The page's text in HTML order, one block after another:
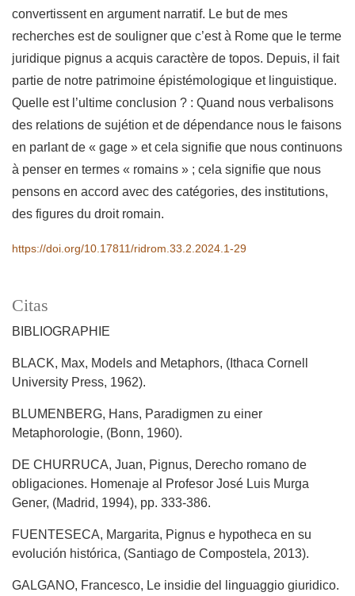
convertissent en argument narratif. Le but de mes
recherches est de souligner que c’est à Rome que le terme
juridique pignus a acquis caractère de topos. Depuis, il fait
partie de notre patrimoine épistémologique et linguistique.
Quelle est l’ultime conclusion ? : Quand nous verbalisons
des relations de sujétion et de dépendance nous le faisons
en parlant de « gage » et cela signifie que nous continuons
à penser en termes « romains » ; cela signifie que nous
pensons en accord avec des catégories, des institutions,
des figures du droit romain.
https://doi.org/10.17811/ridrom.33.2.2024.1-29
Citas
BIBLIOGRAPHIE
BLACK, Max, Models and Metaphors, (Ithaca Cornell
University Press, 1962).
BLUMENBERG, Hans, Paradigmen zu einer
Metaphorologie, (Bonn, 1960).
DE CHURRUCA, Juan, Pignus, Derecho romano de
obligaciones. Homenaje al Profesor José Luis Murga
Gener, (Madrid, 1994), pp. 333-386.
FUENTESECA, Margarita, Pignus e hypotheca en su
evolución histórica, (Santiago de Compostela, 2013).
GALGANO, Francesco, Le insidie del linguaggio giuridico.